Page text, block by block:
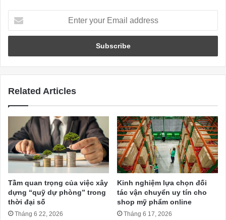
your
Email
Related Articles
Tầm quan trọng của việc xây
dựng “quỹ dự phòng” trong
thời đại số
Tháng 6 22, 2026
Kinh nghiệm lựa chọn đối
tác vận chuyển uy tín cho
shop mỹ phẩm online
Tháng 6 17, 2026